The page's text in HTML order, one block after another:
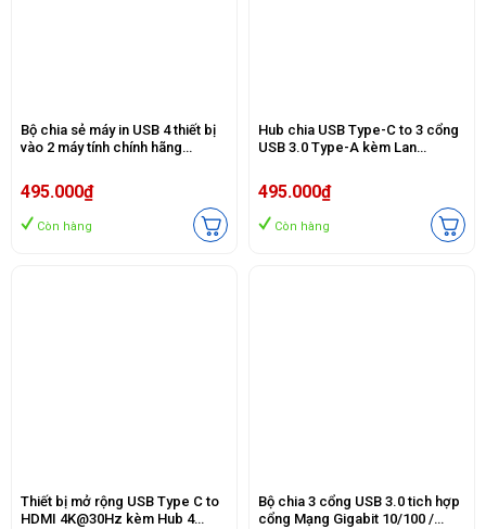
Bộ chia sẻ máy in USB 4 thiết bị
vào 2 máy tính chính hãng
495.000₫
Còn hàng
Hub chia USB Type-C to 3 cổng
USB 3.0 Type-A kèm Lan
Ugreen 60600
495.000₫
Còn hàng
Thiết bị mở rộng USB Type C to
HDMI 4K@30Hz kèm Hub 4
Bộ chia 3 cổng USB 3.0 tich hợp
cổng Mạng Gigabit 10/100 /